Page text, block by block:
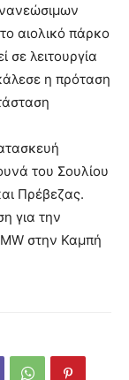
αιολικό πάρκο
σε λειτουργία
η πρόταση
του Σουλίου
Πρέβεζας.
για την
στην Καμπή